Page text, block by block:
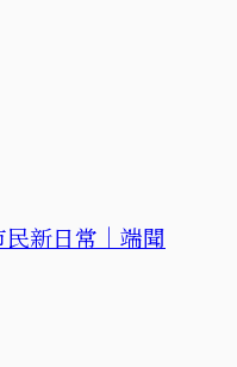
民新日常｜端聞